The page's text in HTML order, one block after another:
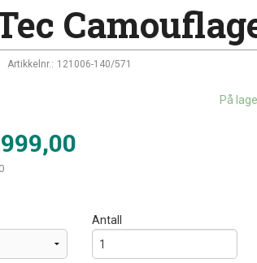
Artikkelnr.: 121006-140/571
På
Antall